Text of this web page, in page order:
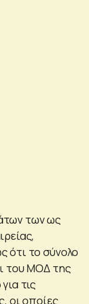
των ως
ότι το σύνολο
του ΜΟΔ της
τις
οι οποίες